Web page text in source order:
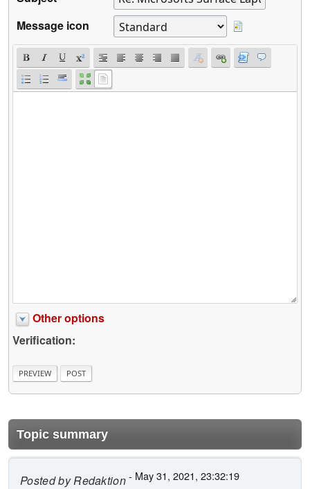
Message icon
Other options
Verification:
Topic summary
Posted byRedaktion- May 31, 2021, 23:32:19